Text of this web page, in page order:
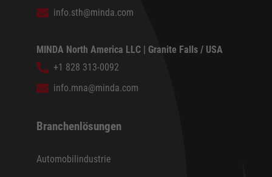
info.sth@minda.com
MINDA North America LLC | Granite Falls / USA
+1 828 313-0092
info.mna@minda.com
Branchenlösungen
Automobilindustrie